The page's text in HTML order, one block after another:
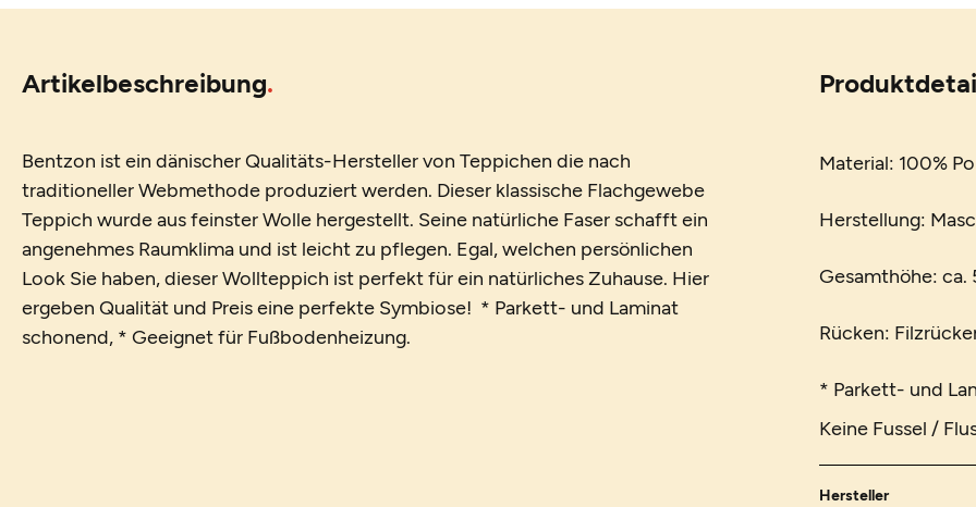
Artikelbeschreibung
Bentzon ist ein dänischer Qualitäts-Hersteller von Teppichen die nach
traditioneller Webmethode produziert werden. Dieser klassische Flachgewebe
Teppich wurde aus feinster Wolle hergestellt. Seine natürliche Faser schafft ein
angenehmes Raumklima und ist leicht zu pflegen. Egal, welchen persönlichen
Look Sie haben, dieser Wollteppich ist perfekt für ein natürliches Zuhause. Hier
ergeben Qualität und Preis eine perfekte Symbiose! * Parkett- und Laminat
schonend, * Geeignet für Fußbodenheizung.
Material: 100%
Herstellung:
Gesamthöhe: ca.
Rücken:
* Parkett- und
Keine Fussel /
Hersteller